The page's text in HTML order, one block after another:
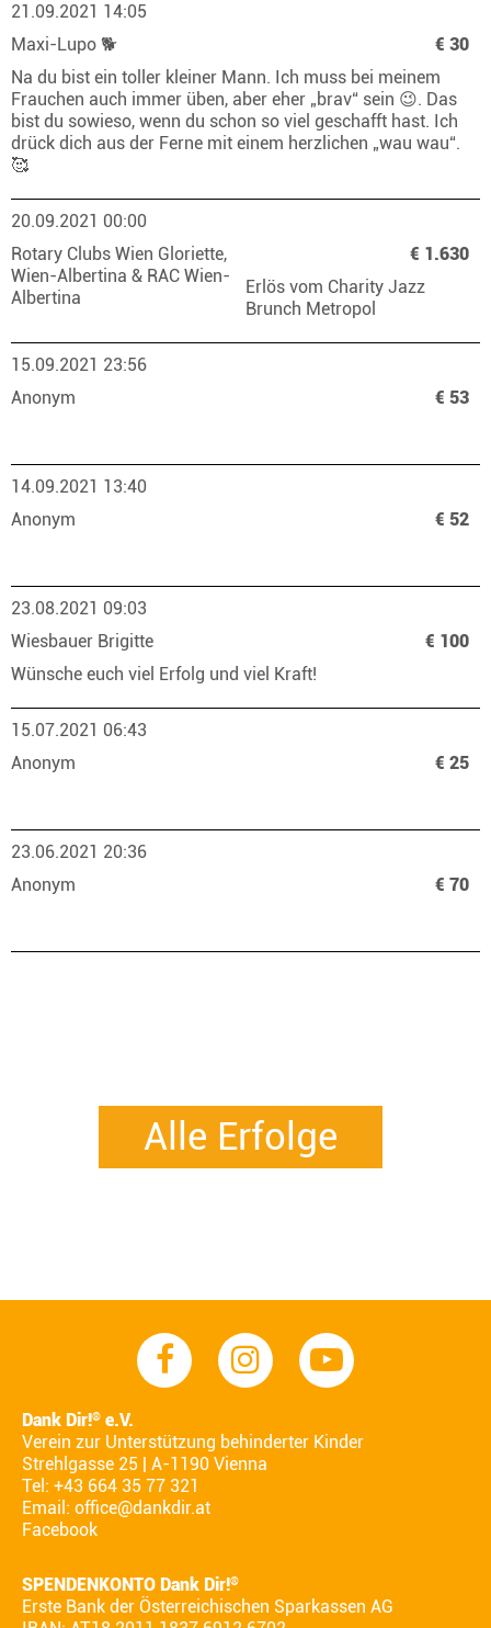
21.09.2021 14:05
Maxi-Lupo 🐕
€ 30
Na du bist ein toller kleiner Mann. Ich muss bei meinem
Frauchen auch immer üben, aber eher „brav“ sein 😉. Das
bist du sowieso, wenn du schon so viel geschafft hast. Ich
drück dich aus der Ferne mit einem herzlichen „wau wau“.
🥰
20.09.2021 00:00
Rotary Clubs Wien Gloriette,
Wien-Albertina & RAC Wien-
Albertina
€ 1.630
Erlös vom Charity Jazz
Brunch Metropol
15.09.2021 23:56
Anonym
€ 53
14.09.2021 13:40
Anonym
€ 52
23.08.2021 09:03
Wiesbauer Brigitte
€ 100
Wünsche euch viel Erfolg und viel Kraft!
15.07.2021 06:43
Anonym
€ 25
23.06.2021 20:36
Anonym
€ 70
Alle Erfolge
Dank Dir!® e.V.
Verein zur Unterstützung behinderter Kinder
Strehlgasse 25 | A-1190 Vienna
Tel: +43 664 35 77 321
Email: office@dankdir.at
Facebook
SPENDENKONTO Dank Dir!®
Erste Bank der Österreichischen Sparkassen AG